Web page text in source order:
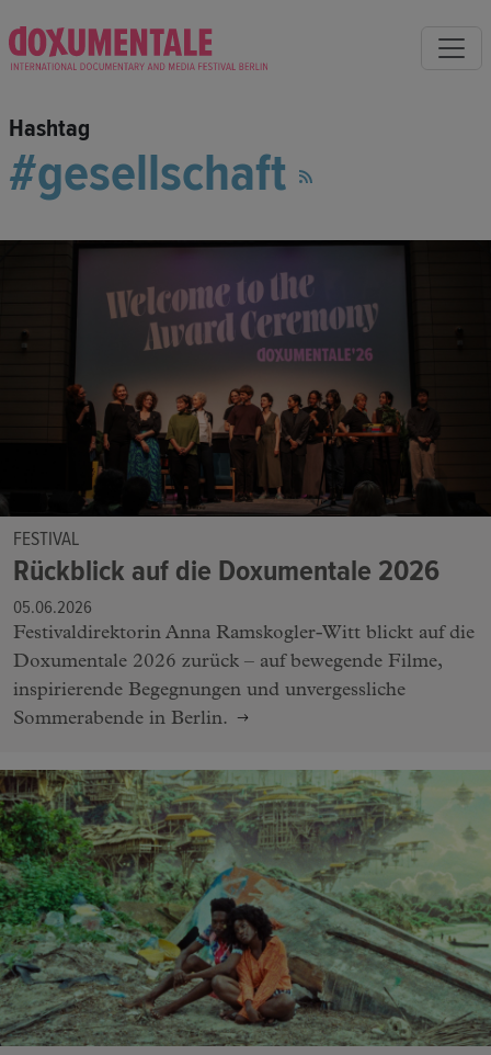
Hashtag
gesellschaft
FESTIVAL
Rückblick auf die Doxumentale 2026
05.06.2026
Festivaldirektorin Anna Ramskogler-Witt blickt auf die
Doxumentale 2026 zurück – auf bewegende Filme,
inspirierende Begegnungen und unvergessliche
Sommerabende in Berlin.